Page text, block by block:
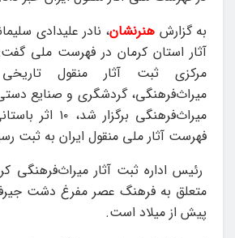
به گزارش هنرنشان، نادر علیدادی
آثار استان کرمان در فهرست ملی
مرکزی ثبت آثار منقول
میراث‌فرهنگی، گردشگری و صنایع
میراث‌فرهنگی
فهرست آثار ملی منقول ایران به ثبت
رئیس اداره ثبت آثار میراث‌فرهنگی
متعلق به فرهنگ عصر مفرغ دشت
پیش از میلاد است.